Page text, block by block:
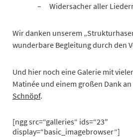
Widersacher aller
Wir danken unserem
wunderbare Begleitung durch den
Und hier noch eine Galerie mit
Matinée und einem großen Dank
Schnöpf.
[ngg src=“galleries“ ids=“23″
display=“basic_imagebrowser“]